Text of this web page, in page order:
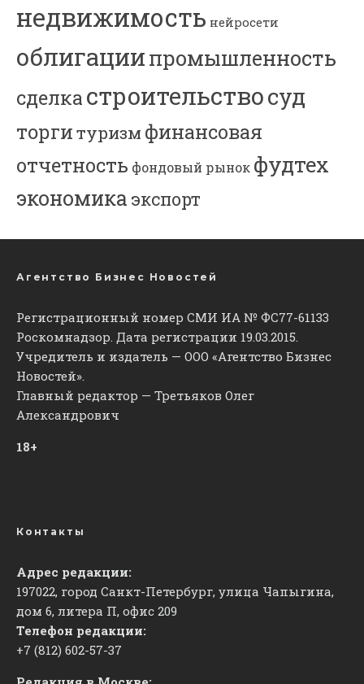
недвижимость нейросети
облигациипромышленность
сделкастроительствосуд
торгитуризм финансовая
отчетность фондовый рынок фудтех
экономика экспорт
Агентство Бизнес Новостей
Регистрационный номер СМИ ИА № ФС77-61133
Роскомнадзор. Дата регистрации 19.03.2015.
Учредитель и издатель — ООО «Агентство Бизнес
Новостей».
Главный редактор — Третьяков Олег
Александрович
18+
Контакты
Адрес редакции:
197022, город Санкт-Петербург, улица Чапыгина,
дом 6, литера П, офис 209
Телефон редакции:
+7 (812) 602-57-37